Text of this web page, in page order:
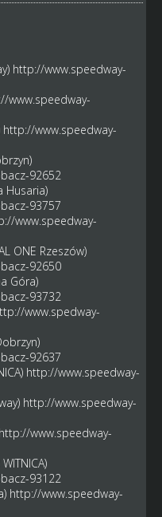
http://www.speedway-
www.speedway-
http://www.speedway-
92652
Husaria)
93757
www.speedway-
ONE Rzeszów)
92650
Góra)
93732
www.spedway-
92637
http://www.speedway-
http://www.speedway-
http://www.speedway-
93122
http://www.speedway-